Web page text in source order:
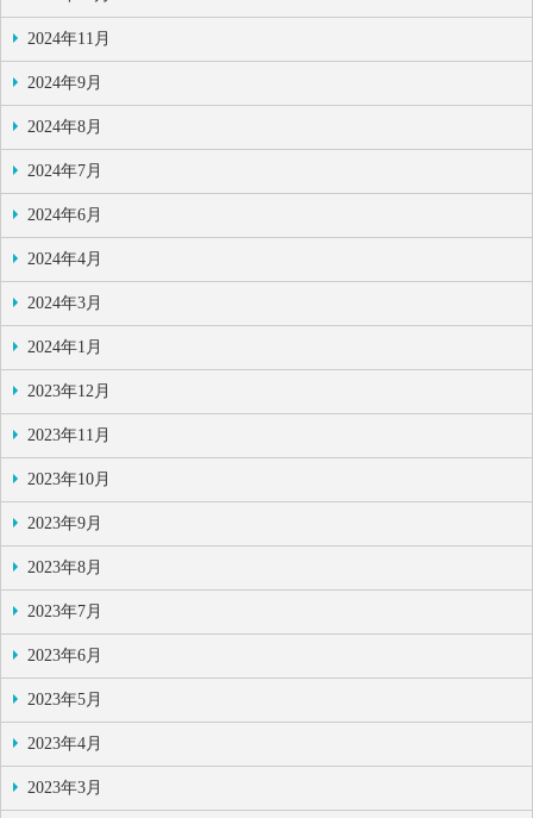
2024年11月
2024年9月
2024年8月
2024年7月
2024年6月
2024年4月
2024年3月
2024年1月
2023年12月
2023年11月
2023年10月
2023年9月
2023年8月
2023年7月
2023年6月
2023年5月
2023年4月
2023年3月